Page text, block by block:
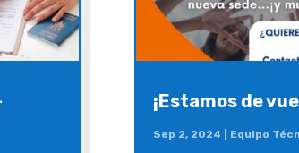
¡Estamos de
Sep 2, 2024 Equipo